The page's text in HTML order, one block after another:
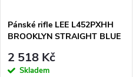
Pánské rifle LEE L452PXHH
BROOKLYN STRAIGHT BLUE
2 518 Kč
Skladem